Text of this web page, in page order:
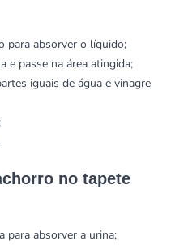
para absorver o líquido;
e passe na área atingida;
iguais de água e vinagre
no tapete
para absorver a urina;